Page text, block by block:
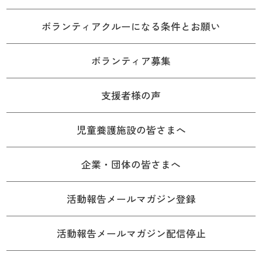
ボランティアクルーになる条件とお願い
ボランティア募集
支援者様の声
児童養護施設の皆さまへ
企業・団体の皆さまへ
活動報告メールマガジン登録
活動報告メールマガジン配信停止